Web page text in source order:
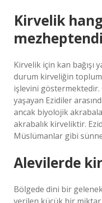
Kirvelik
Kirvelik için kan bağışı
durum kirveliğin
işlevini göstermektedir.
yaşayan Ezidiler
ancak biyolojik
akrabalık kirveliktir.
Müslümanlar gibi
Alevilerde
Bölgede dini bir